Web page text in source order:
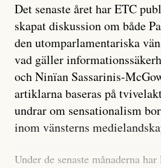
Det senaste året har ETC
skapat diskussion om både
den utomparlamentariska
vad gäller
och Ninïan Sassarinis-
artiklarna baseras på
undrar om sensationalism
inom vänsterns
Under de senaste månaderna